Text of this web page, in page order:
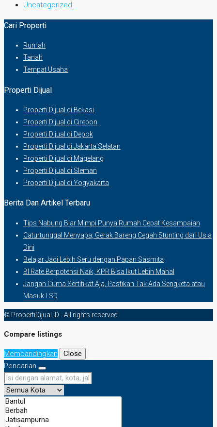
Uncategorized
Cari Properti
Rumah
Tanah
Tempat Usaha
Properti Dijual
Properti Dijual di Bekasi
Properti Dijual di Cirebon
Properti Dijual di Depok
Properti Dijual di Jakarta Selatan
Properti Dijual di Magelang
Properti Dijual di Sleman
Properti Dijual di Yogyakarta
Berita Dan Artikel Terbaru
Tips Nabung Biar Mimpi Punya Rumah Cepat Kesampaian
Caturtunggal Menyapa, Gerak Bareng Cegah Stunting dari Usia
Dini
Belajar Jadi Lebih Seru dengan Papan Sasmita
BI Rate Berpotensi Naik, KPR Bisa Ikut Lebih Mahal
Jangan Cuma Sertifikat Aja, Pastikan Tak Ada Sengketa atau
Masuk LSD
© PropertiDijual.ID - All rights reserved
Compare listings
Membandingkan
Close
Pencarian